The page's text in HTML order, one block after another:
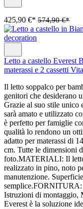
425,90 €* 574,90 €*
Letto a castello Everest
materassi e 2 cassetti
Il letto soppalco per
genitori che desiderano
Grazie al suo stile unico
sarà amato e utilizzato
è perfetto per famiglie
qualità lo rendono un
adatto per materassi di
cm. Tutte le dimensioni
foto.MATERIALI: Il
realizzato in pino, noto
manutenzione.
semplice.FORNITURA:
Istruzioni di montaggio,
Everest è la soluzione